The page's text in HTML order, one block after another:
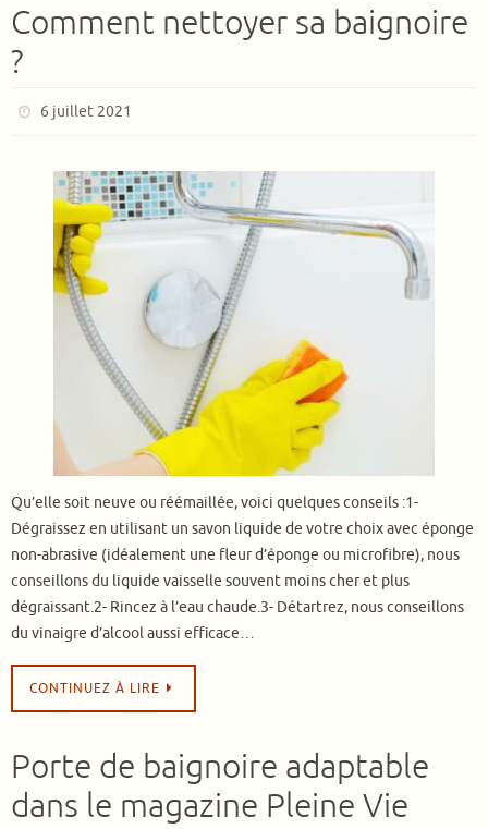
Comment nettoyer sa baignoire
?
6 juillet 2021
Qu’elle soit neuve ou réémaillée, voici quelques conseils :1-
Dégraissez en utilisant un savon liquide de votre choix avec éponge
non-abrasive (idéalement une fleur d’éponge ou microfibre), nous
conseillons du liquide vaisselle souvent moins cher et plus
dégraissant.2- Rincez à l’eau chaude.3- Détartrez, nous conseillons
du vinaigre d’alcool aussi efficace…
CONTINUEZ À LIRE
Porte de baignoire adaptable
dans le magazine Pleine Vie